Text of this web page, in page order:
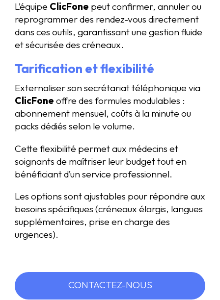
L’équipe ClicFone peut confirmer, annuler ou
reprogrammer des rendez-vous directement
dans ces outils, garantissant une gestion fluide
et sécurisée des créneaux.
Tarification et flexibilité
Externaliser son secrétariat téléphonique via
ClicFone offre des formules modulables :
abonnement mensuel, coûts à la minute ou
packs dédiés selon le volume.
Cette flexibilité permet aux médecins et
soignants de maîtriser leur budget tout en
bénéficiant d’un service professionnel.
Les options sont ajustables pour répondre aux
besoins spécifiques (créneaux élargis, langues
supplémentaires, prise en charge des
urgences).
CONTACTEZ-NOUS